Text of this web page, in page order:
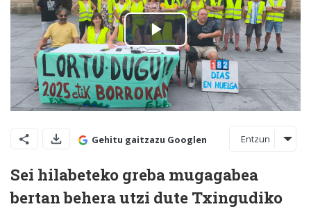
Gehitu gaitzazu Googlen Entzun
Sei hilabeteko greba mugagabea
bertan behera utzi dute Txingudiko